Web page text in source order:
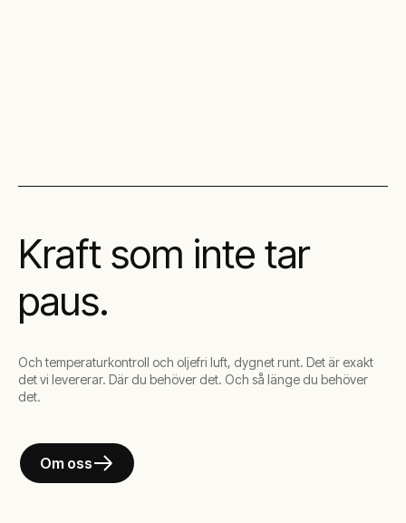
Kraft som inte tar
paus.
Och temperaturkontroll och oljefri luft, dygnet runt. Det är exakt
det vi levererar. Där du behöver det. Och så länge du behöver
det.
Om oss